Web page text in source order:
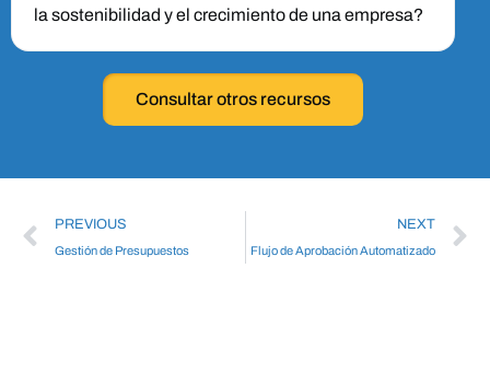
la sostenibilidad y el crecimiento de una empresa?
Consultar otros recursos
PREVIOUS
Gestión de Presupuestos
NEXT
Flujo de Aprobación Automatizado